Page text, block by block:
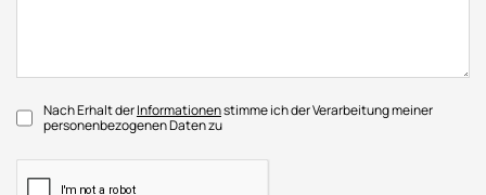
Nach Erhalt derInformationenstimme ich der Verarbeitung meiner
personenbezogenen Daten zu